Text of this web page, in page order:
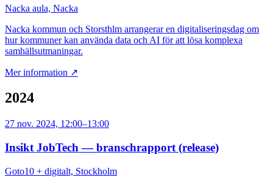
Nacka aula, Nacka
Nacka kommun och Storsthlm arrangerar en digitaliseringsdag om
hur kommuner kan använda data och AI för att lösa komplexa
samhällsutmaningar.
Mer information ↗
2024
27 nov. 2024, 12:00–13:00
Insikt JobTech — branschrapport (release)
Goto10 + digitalt, Stockholm